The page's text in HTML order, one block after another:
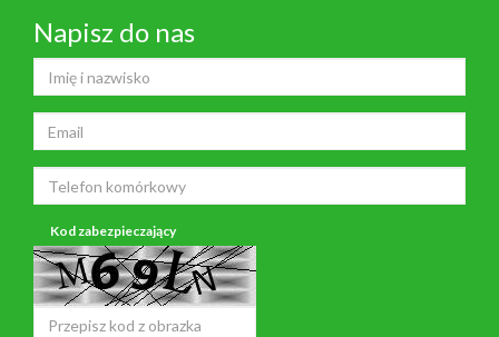
Napisz do nas
Kod zabezpieczający